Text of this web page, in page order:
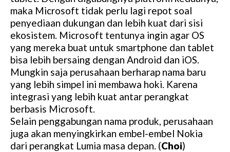
maka Microsoft tidak perlu lagi repot soal
penyediaan dukungan dan lebih kuat dari sisi
ekosistem. Microsoft tentunya ingin agar OS
yang mereka buat untuk smartphone dan tablet
bisa lebih bersaing dengan Android dan iOS.
Mungkin saja perusahaan berharap nama baru
yang lebih simpel ini membawa hoki. Karena
integrasi yang lebih kuat antar perangkat
berbasis Microsoft.
Selain penggabungan nama produk, perusahaan
juga akan menyingkirkan embel-embel Nokia
dari perangkat Lumia masa depan. (Choi)